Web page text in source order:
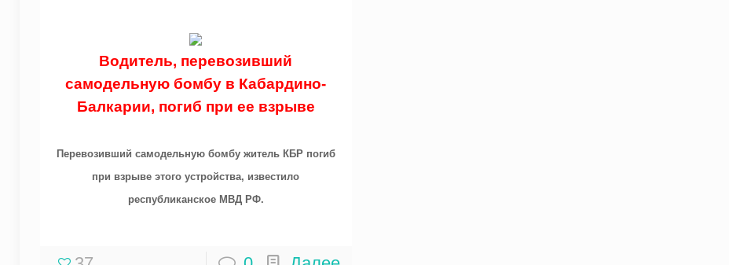
Водитель, перевозивший
самодельную бомбу в Кабардино-
Балкарии, погиб при ее взрыве
Перевозивший самодельную бомбу житель КБР погиб
при взрыве этого устройства, известило
республиканское МВД РФ.